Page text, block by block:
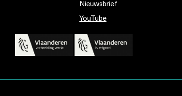
Nieuwsbrief
YouTube